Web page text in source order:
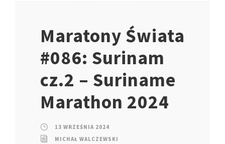
Maratony Świata
#086: Surinam
cz.2 – Suriname
Marathon 2024
13 WRZEŚNIA 2024
MICHAŁ WALCZEWSKI